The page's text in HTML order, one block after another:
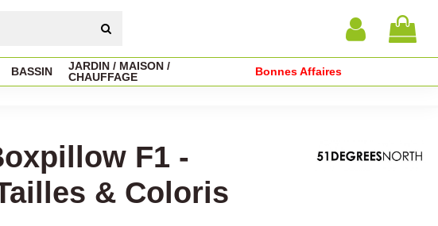
BASSIN
JARDIN / MAISON /
CHAUFFAGE
Bonnes Affaires
F1 -
& Coloris